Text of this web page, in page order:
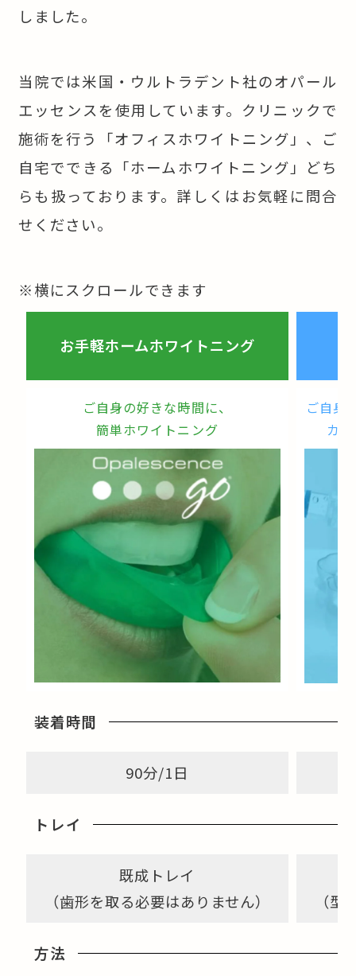
しました。
当院では米国・ウルトラデント社のオパール
エッセンスを使用しています。クリニックで
施術を行う「オフィスホワイトニング」、ご
自宅でできる「ホームホワイトニング」どち
らも扱っております。詳しくはお気軽に問合
せください。
※横にスクロールできます
お手軽ホームホワイトニング
ご自身の好きな時間に、
簡単ホワイトニング
ご自身
カ
装着時間
90分/1日
トレイ
既成トレイ
（歯形を取る必要はありません）
（
方法